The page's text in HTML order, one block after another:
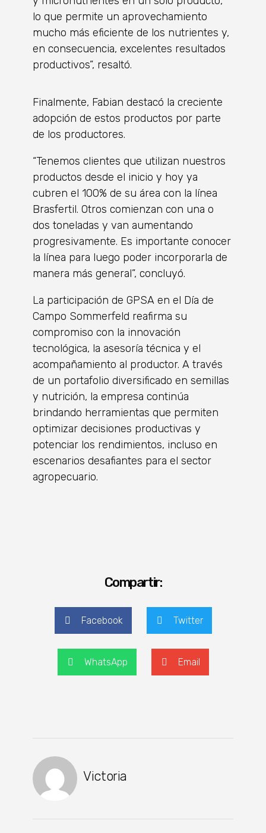
lo que permite un aprovechamiento
mucho más eficiente de los nutrientes y,
en consecuencia, excelentes resultados
productivos”, resaltó.
Finalmente, Fabian destacó la creciente
adopción de estos productos por parte
de los productores.
“Tenemos clientes que utilizan nuestros
productos desde el inicio y hoy ya
cubren el 100% de su área con la línea
Brasfertil. Otros comienzan con una o
dos toneladas y van aumentando
progresivamente. Es importante conocer
la línea para luego poder incorporarla de
manera más general”, concluyó.
La participación de GPSA en el Día de
Campo Sommerfeld reafirma su
compromiso con la innovación
tecnológica, la asesoría técnica y el
acompañamiento al productor. A través
de un portafolio diversificado en semillas
y nutrición, la empresa continúa
brindando herramientas que permiten
optimizar decisiones productivas y
potenciar los rendimientos, incluso en
escenarios desafiantes para el sector
agropecuario.
Compartir:
Facebook Twitter
WhatsApp Email
Victoria